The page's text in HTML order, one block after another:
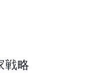
戦略